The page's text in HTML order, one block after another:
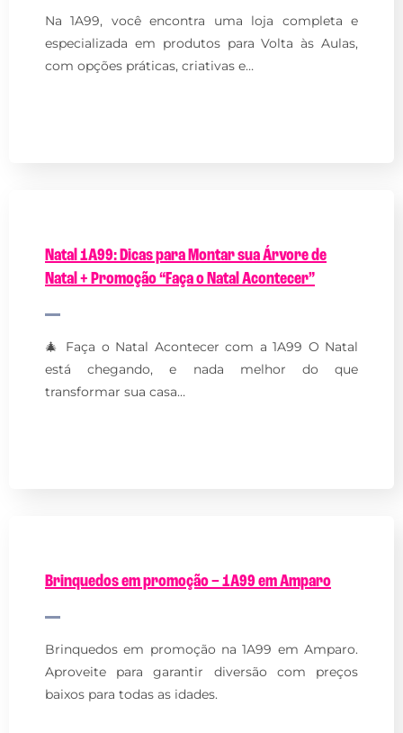
Na 1A99, você encontra uma loja completa e
especializada em produtos para Volta às Aulas,
com opções práticas, criativas e…
Natal 1A99: Dicas para Montar sua Árvore de
Natal + Promoção “Faça o Natal Acontecer”
🎄 Faça o Natal Acontecer com a 1A99 O Natal
está chegando, e nada melhor do que
transformar sua casa…
Brinquedos em promoção – 1A99 em Amparo
Brinquedos em promoção na 1A99 em Amparo.
Aproveite para garantir diversão com preços
baixos para todas as idades.